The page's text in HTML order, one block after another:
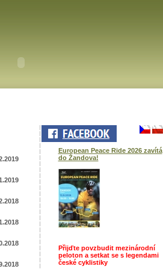
European Peace Ride 2026 zavítá
do Žandova!
Přijďte povzbudit mezinárodní
peloton a setkat se s legendami
české cyklistiky